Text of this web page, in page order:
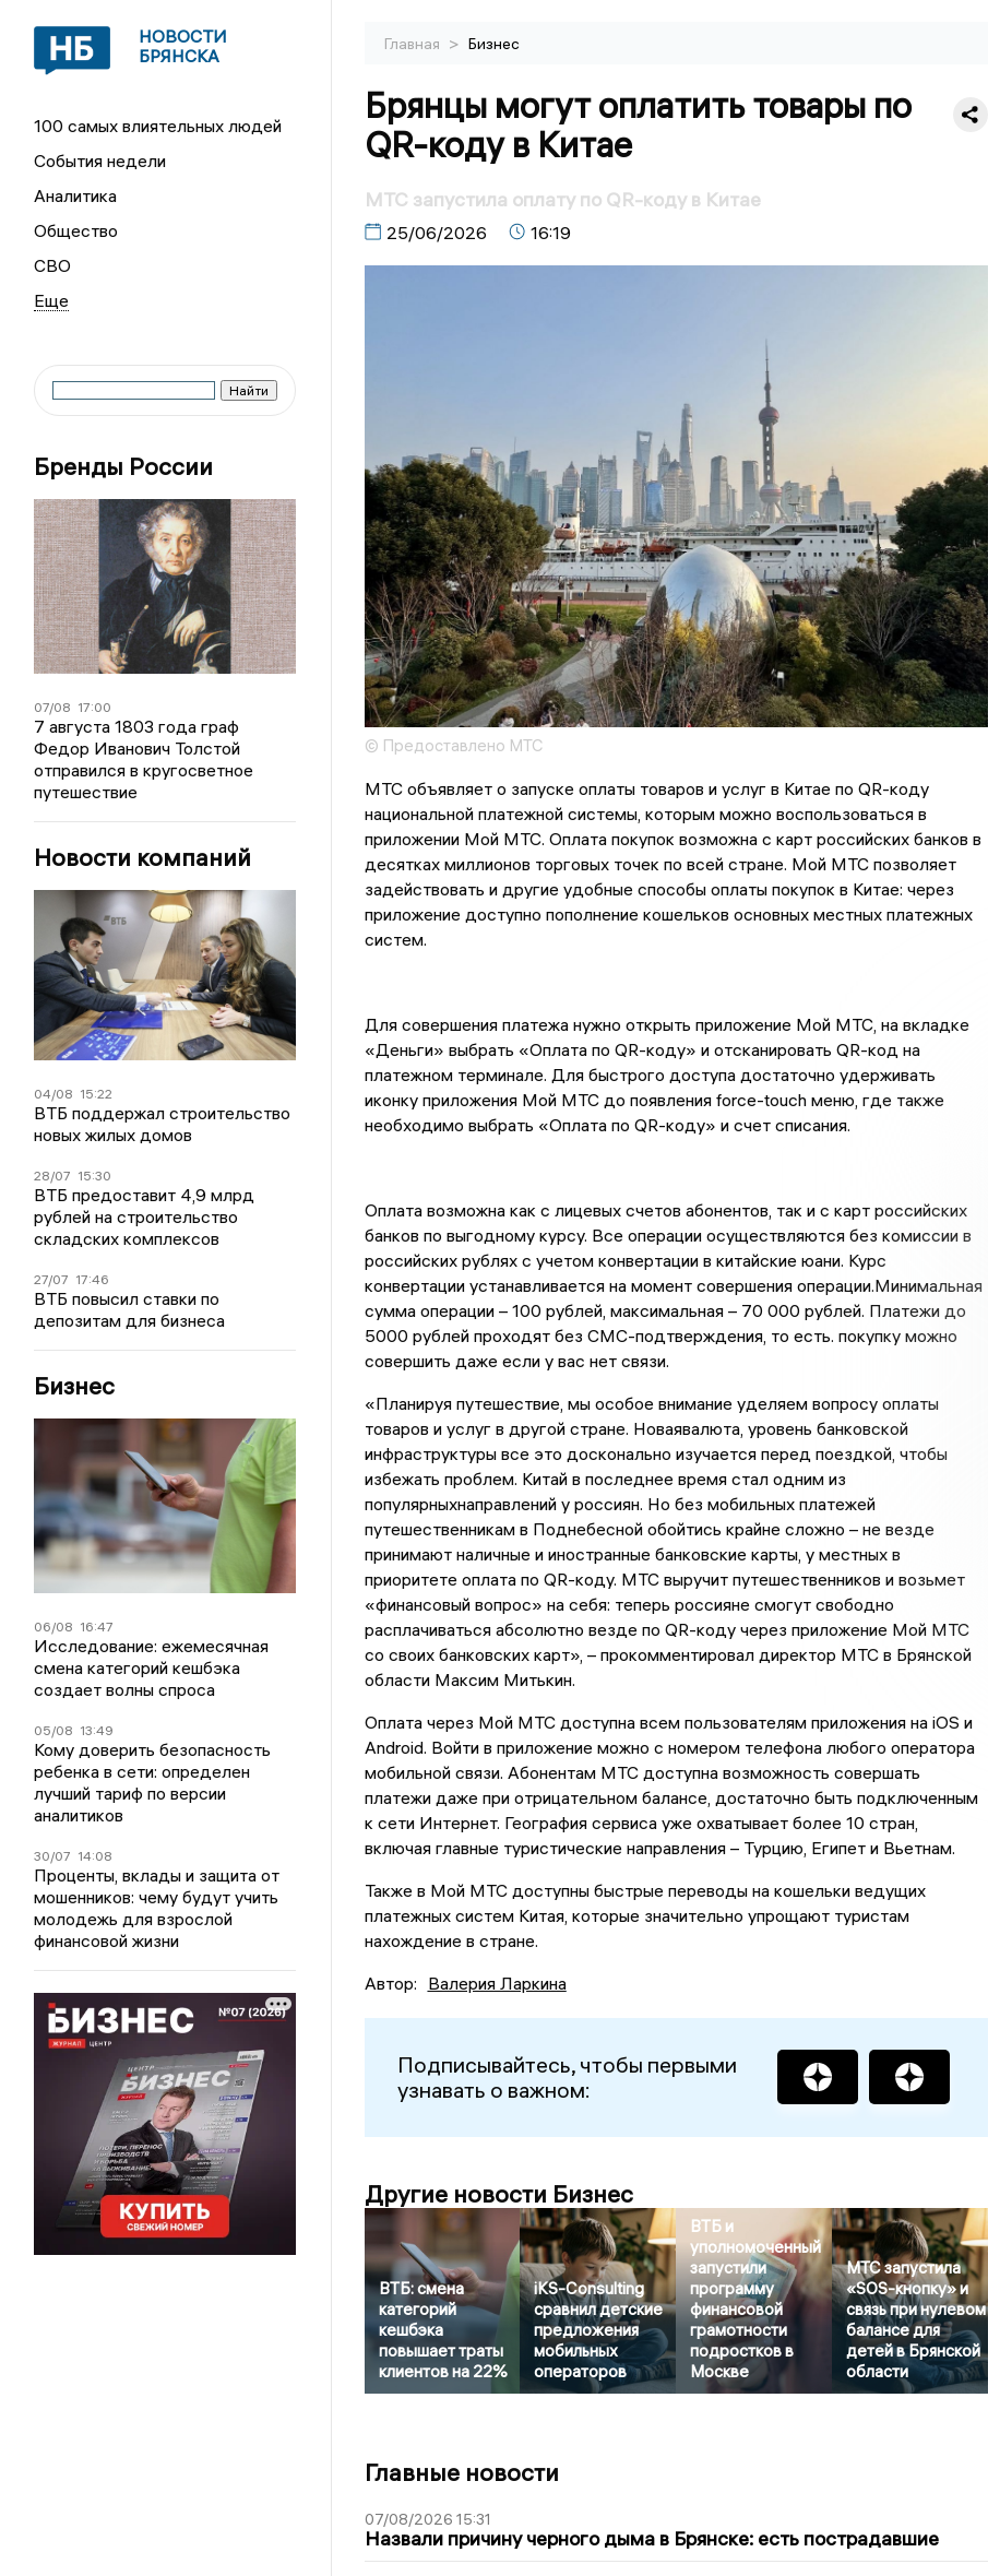
НОВОСТИ
БРЯНСКА
100 самых влиятельных людей
События недели
Аналитика
Общество
СВО
Бренды России
07/08 17:00
7 августа 1803 года граф
Федор Иванович Толстой
отправился в кругосветное
путешествие
Новости компаний
04/08 15:22
ВТБ поддержал строительство
новых жилых домов
28/07 15:30
ВТБ предоставит 4,9 млрд
рублей на строительство
складских комплексов
27/07 17:46
ВТБ повысил ставки по
депозитам для бизнеса
Бизнес
06/08 16:47
Исследование: ежемесячная
смена категорий кешбэка
создает волны спроса
05/08 13:49
Кому доверить безопасность
ребенка в сети: определен
лучший тариф по версии
аналитиков
30/07 14:08
Проценты, вклады и защита от
мошенников: чему будут учить
молодежь для взрослой
финансовой жизни
Главная > Бизнес
Брянцы могут оплатить товары по
QR-коду в Китае
МТС запустила оплату по QR-коду в Китае
25/06/2026 16:19
© Предоставлено МТС
МТС объявляет о запуске оплаты товаров и услуг в Китае по QR-коду
национальной платежной системы, которым можно воспользоваться в
приложении Мой МТС. Оплата покупок возможна с карт российских банков в
десятках миллионов торговых точек по всей стране. Мой МТС позволяет
задействовать и другие удобные способы оплаты покупок в Китае: через
приложение доступно пополнение кошельков основных местных платежных
систем.
Для совершения платежа нужно открыть приложение Мой МТС, на вкладке
«Деньги» выбрать «Оплата по QR-коду» и отсканировать QR-код на
платежном терминале. Для быстрого доступа достаточно удерживать
иконку приложения Мой МТС до появления force-touch меню, где также
необходимо выбрать «Оплата по QR-коду» и счет списания.
Оплата возможна как с лицевых счетов абонентов, так и с карт российских
банков по выгодному курсу. Все операции осуществляются без комиссии в
российских рублях с учетом конвертации в китайские юани. Курс
конвертации устанавливается на момент совершения операции.Минимальная
сумма операции – 100 рублей, максимальная – 70 000 рублей. Платежи до
5000 рублей проходят без СМС-подтверждения, то есть. покупку можно
совершить даже если у вас нет связи.
«Планируя путешествие, мы особое внимание уделяем вопросу оплаты
товаров и услуг в другой стране. Новаявалюта, уровень банковской
инфраструктуры все это досконально изучается перед поездкой, чтобы
избежать проблем. Китай в последнее время стал одним из
популярныхнаправлений у россиян. Но без мобильных платежей
путешественникам в Поднебесной обойтись крайне сложно – не везде
принимают наличные и иностранные банковские карты, у местных в
приоритете оплата по QR-коду. МТС выручит путешественников и возьмет
«финансовый вопрос» на себя: теперь россияне смогут свободно
расплачиваться абсолютно везде по QR-коду через приложение Мой МТС
со своих банковских карт», – прокомментировал директор МТС в Брянской
области Максим Митькин.
Оплата через Мой МТС доступна всем пользователям приложения на iOS и
Android. Войти в приложение можно с номером телефона любого оператора
мобильной связи. Абонентам МТС доступна возможность совершать
платежи даже при отрицательном балансе, достаточно быть подключенным
к сети Интернет. География сервиса уже охватывает более 10 стран,
включая главные туристические направления – Турцию, Египет и Вьетнам.
Также в Мой МТС доступны быстрые переводы на кошельки ведущих
платежных систем Китая, которые значительно упрощают туристам
нахождение в стране.
Автор: Валерия Ларкина
Подписывайтесь, чтобы первыми
узнавать о важном:
Другие новости Бизнес
ВТБ: смена
категорий
кешбэка
повышает траты
клиентов на 22%
iKS-Consulting
сравнил детские
предложения
мобильных
операторов
ВТБ и
уполномоченный
запустили
программу
финансовой
грамотности
подростков в
Москве
МТС запустила
«SOS-кнопку» и
связь при нулевом
балансе для
детей в Брянской
области
Главные новости
07/08/2026 15:31
Назвали причину черного дыма в Брянске: есть пострадавшие